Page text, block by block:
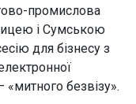
промислова
і Сумською
для бізнесу з
«митного безвізу».